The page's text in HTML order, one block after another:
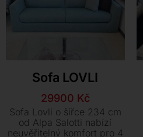
Sofa LOVLI
Původní
cena
byla:
53900 Kč.
29900 Kč
Aktuální
cena
je:
29900 Kč.
Sofa Lovli o šířce 234 cm
od Alpa Salotti nabízí
neuvěřitelný komfort pro 4